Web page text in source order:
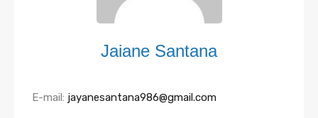
Jaiane Santana
E-mail: jayanesantana986@gmail.com